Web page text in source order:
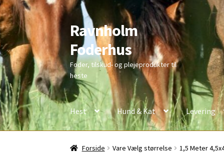
Spring
til
navigation
Spring
til
indhold
Ravnholm
Foderhus
Foder, tilskud- og plejeprodukter til
heste
Hest Hund & Kat Levering
Forside Vare Vælg størrelse 1,5 Meter